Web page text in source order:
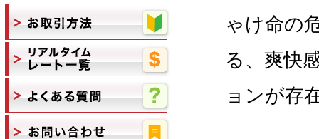
ゃけ命の
る、爽快
ョンが存